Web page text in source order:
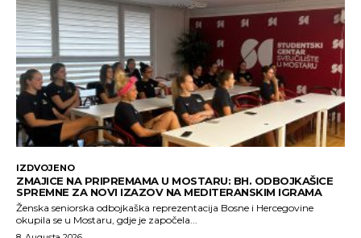
IZDVOJENO
ZMAJICE NA PRIPREMAMA U MOSTARU: BH. ODBOJKAŠICE
SPREMNE ZA NOVI IZAZOV NA MEDITERANSKIM IGRAMA
Ženska seniorska odbojkaška reprezentacija Bosne i Hercegovine
okupila se u Mostaru, gdje je započela...